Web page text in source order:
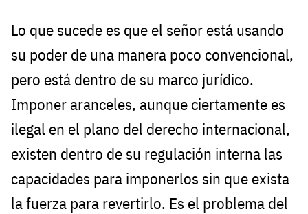
Lo que sucede es que el señor está usando
su poder de una manera poco convencional,
pero está dentro de su marco jurídico.
Imponer aranceles, aunque ciertamente es
ilegal en el plano del derecho internacional,
existen dentro de su regulación interna las
capacidades para imponerlos sin que exista
la fuerza para revertirlo. Es el problema del